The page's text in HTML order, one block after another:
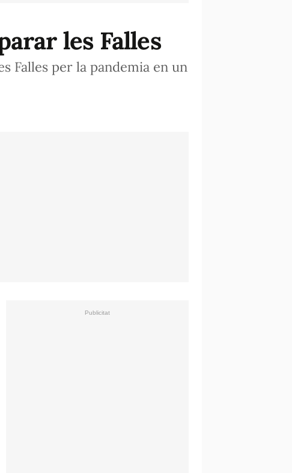
les Falles
Falles per la pandemia en un